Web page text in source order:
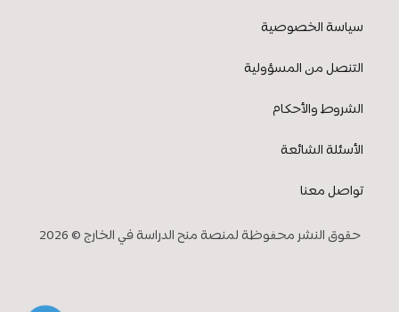
سياسة الخصوصية
التنصل من المسؤولية
الشروط والأحكام
الأسئلة الشائعة
تواصل معنا
حقوق النشر محفوظة لمنصة منح الدراسة في الخارج © 2026